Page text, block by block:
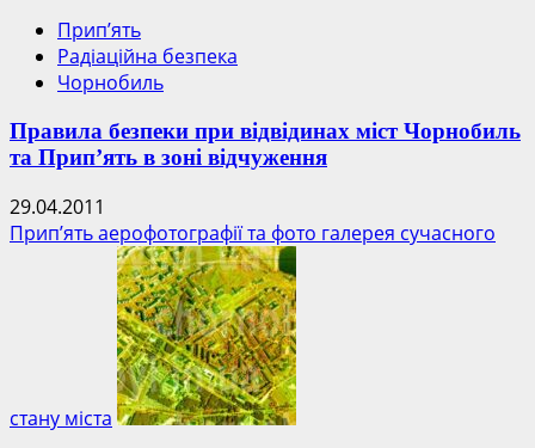
Прип’ять
Радіаційна безпека
Чорнобиль
Правила безпеки при відвідинах міст Чорнобиль
та Прип’ять в зоні відчуження
29.04.2011
Прип’ять аерофотографії та фото галерея сучасного
стану міста